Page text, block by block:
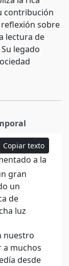
contribución
sobre
lectura de
legado
Copiar texto
a la
gran
un
de
luz
nuestro
a muchos
desde